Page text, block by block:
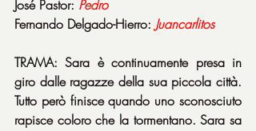
José Pastor: Pedro
Fernando Delgado-Hierro: Juancarlitos
TRAMA: Sara è continuamente presa in
giro dalle ragazze della sua piccola città.
Tutto però finisce quando uno sconosciuto
rapisce coloro che la tormentano. Sara sa